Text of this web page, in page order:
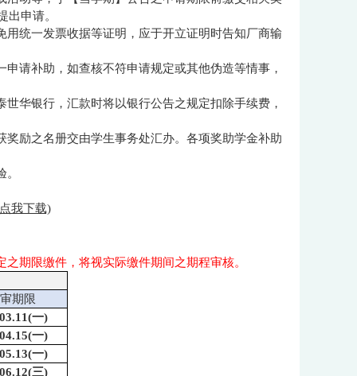
出申请。
统一发票收据等证明，应于开立证明时告知厂商输
请补助，如查核不符申请规定或其他伪造等情事，
华银行，汇款时将以银行公告之规定扣除手续费，
励之名册交由学生事务处汇办。各项奖助学金补助
我下载)
之期限缴件，将视实际缴件期间之期程审核。
期限
一)
一)
一)
三)